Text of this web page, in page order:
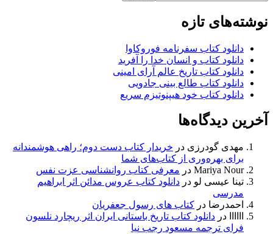
نوشته‌های تازه
دانلود کتاب سفرنامه فوروکاوا
دانلود کتاب و انسان خدا را آفرید
دانلود کتاب تاریخ عالم آرای امینی
دانلود کتاب طالع بینی جادویی
دانلود کتاب خود هیپنوتیزم سریع
آخرین دیدگاه‌ها
مهدی گودرزی در خریدار کتاب دست دوم؛ راهی هوشمندانه
برای بهره‌وری از کتاب‌های شما
Mariya Nour در معرفی کتاب روانشناسی عزت نفس
تینا عیسی لو در دانلود کتاب عروس مدائن اثر ابراهیم
مدرسی
احمدرضا در کتاب های رسول جعفریان
در دانلود کتاب تاریخ باستانی ایران اثر ریچارد نلسون
فرای ترجمه مسعود رجب نیا